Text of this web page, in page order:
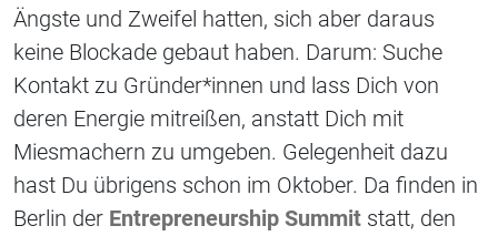
Ängste und Zweifel hatten, sich aber daraus
keine Blockade gebaut haben. Darum: Suche
Kontakt zu Gründer*innen und lass Dich von
deren Energie mitreißen, anstatt Dich mit
Miesmachern zu umgeben. Gelegenheit dazu
hast Du übrigens schon im Oktober. Da finden in
Berlin der Entrepreneurship Summit statt, den